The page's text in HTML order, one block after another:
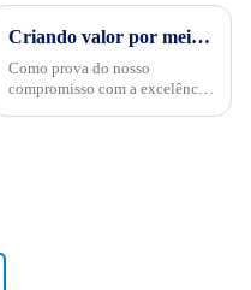
Criando valor por meio de serviços, elevando habilidades por meio de treinamento: SINOMACH-Hi International Equipment realiza treinamento de produtos e serviços para agentes-chave em Cingapura e na Indonésia
Como prova do nosso
compromisso com a excelência